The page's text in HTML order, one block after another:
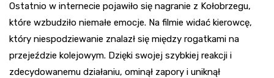
Ostatnio w internecie pojawiło się nagranie z Kołobrzegu,
które wzbudziło niemałe emocje. Na filmie widać kierowcę,
który niespodziewanie znalazł się między rogatkami na
przejeździe kolejowym. Dzięki swojej szybkiej reakcji i
zdecydowanemu działaniu, ominął zapory i uniknął